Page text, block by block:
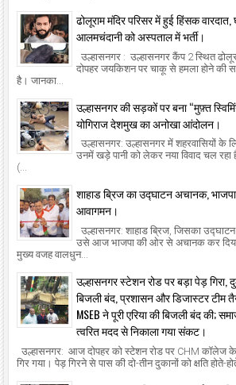
ढोलूराम मंदिर परिसर में हुई हिंसक
आलमचंदानी को अस्पताल में भर्ती।
उल्हासनगर : उल्हासनगर कैंप 2 स्थित
दोपहर जयकिशन पर चाकू से हमला होने की
है। जानका...
उल्हासनगर की सड़कों पर बना “मुफ़्त
योगिराज देशमुख का अनोखा आंदोलन।
उल्हासनगर: उल्हासनगर में शहरवासियों
उनमें खड़े पानी को लेकर नया विवाद चल रहा
(...
शाहाड ब्रिज का उद्घाटन अचानक,
आवागमन।
उल्हासनगर: शाहाड ब्रिज, जिसका उद्घाटन
उसे आज भाजपा की ओर से अचानक कर दिया
मुख्य वजह वालधुन...
उल्हासनगर स्टेशन रोड पर बड़ा पेड़ गिरा,
बिजली बंद, प्रशासन और डिजास्टर टीम
MSEB ने पूरी एरिया की बिजली बंद की;
त्वरित मदद से निकाला गया संकट।
उल्हासनगर: आज दोपहर को स्टेशन रोड पर CHM कॉलेज
गिर गया। पेड़ गिरने से पास की दो-तीन दुकानों को क्षति होते-